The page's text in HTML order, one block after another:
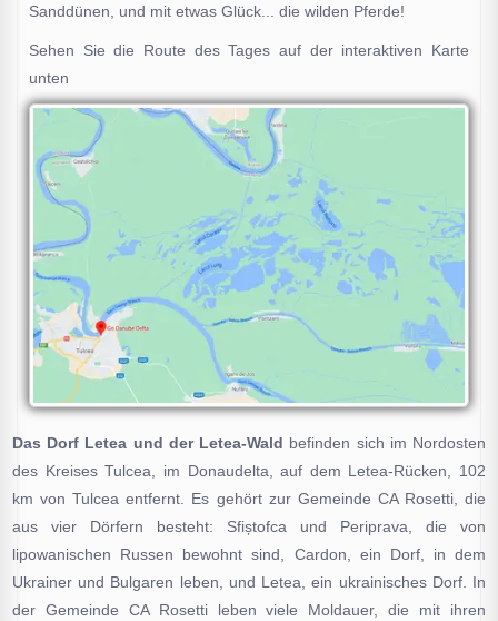
Sanddünen, und mit etwas Glück... die wilden Pferde!
Sehen Sie die Route des Tages auf der interaktiven Karte
unten
Das Dorf Letea und der Letea-Wald befinden sich im Nordosten
des Kreises Tulcea, im Donaudelta, auf dem Letea-Rücken, 102
km von Tulcea entfernt. Es gehört zur Gemeinde CA Rosetti, die
aus vier Dörfern besteht: Sfiștofca und Periprava, die von
lipowanischen Russen bewohnt sind, Cardon, ein Dorf, in dem
Ukrainer und Bulgaren leben, und Letea, ein ukrainisches Dorf. In
der Gemeinde CA Rosetti leben viele Moldauer, die mit ihren